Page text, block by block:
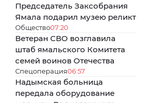
Председатель Заксобрания
Ямала подарил музею реликт
Общество07:20
Ветеран СВО возглавила
штаб ямальского Комитета
семей воинов Отечества
Спецоперация06:57
Надымская больница
передала оборудование